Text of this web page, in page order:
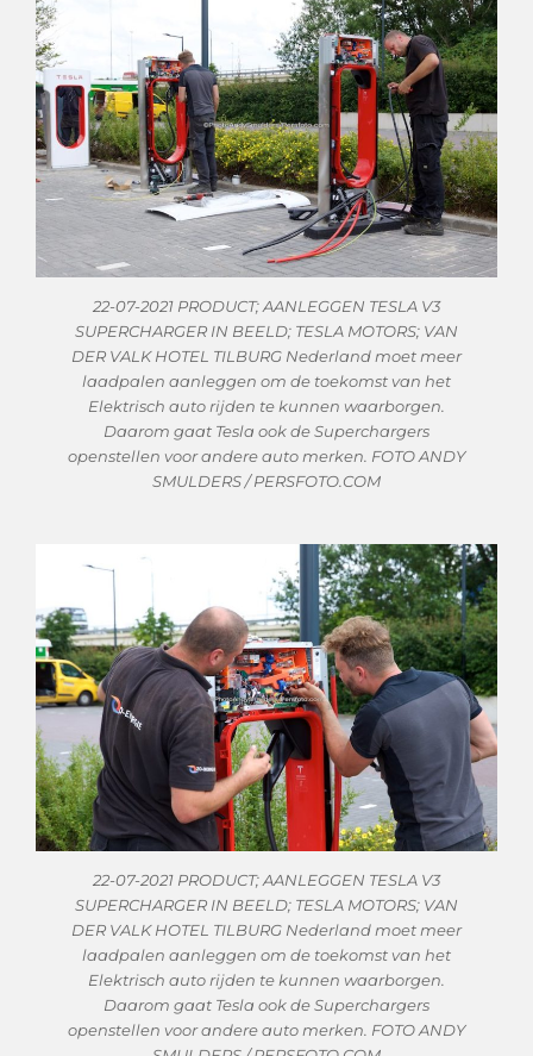
22-07-2021 PRODUCT; AANLEGGEN TESLA V3
SUPERCHARGER IN BEELD; TESLA MOTORS; VAN
DER VALK HOTEL TILBURG Nederland moet meer
laadpalen aanleggen om de toekomst van het
Elektrisch auto rijden te kunnen waarborgen.
Daarom gaat Tesla ook de Superchargers
openstellen voor andere auto merken. FOTO ANDY
SMULDERS / PERSFOTO.COM
22-07-2021 PRODUCT; AANLEGGEN TESLA V3
SUPERCHARGER IN BEELD; TESLA MOTORS; VAN
DER VALK HOTEL TILBURG Nederland moet meer
laadpalen aanleggen om de toekomst van het
Elektrisch auto rijden te kunnen waarborgen.
Daarom gaat Tesla ook de Superchargers
openstellen voor andere auto merken. FOTO ANDY